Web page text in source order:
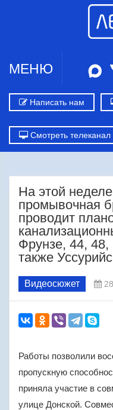
МЕНЮ
Написать нам
Смотреть телеканал
На этой
промывочная
проводит
Фрунзе, 44, 48,
также
Видеосюжет
Работы позволили
пропускную
приняла участие в
улице Донской.